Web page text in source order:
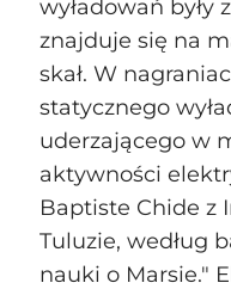
wyładowań
znajduje się na
skał. W
statycznego
uderzającego w
aktywności
Baptiste Chide z
Tuluzie, według
nauki o Marsie."